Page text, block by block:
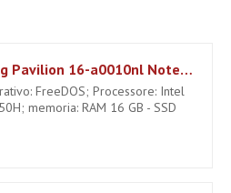
HP - Gaming Pavilion 16-a0010nl Notebook, Intel Core i7-10750H, RAM 16 GB, SSD 512 GB, NVIDIA GeForce RTX 2060 Max-Q 6 GB, FreeDos, Schermo 16.1” FHD IPS, Audio B&O, Webcam, USB-C, HDMI, RJ-45, Nero
FreeDOS; Processore: Intel
memoria: RAM 16 GB - SSD